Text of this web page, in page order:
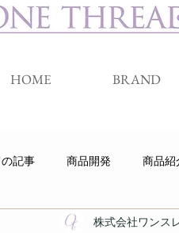
HOME BRAND
記事 商品開発 商品紹
クラウドファンディン
株式会社ワンス